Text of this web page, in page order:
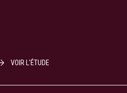
VOIR L'ÉTUDE